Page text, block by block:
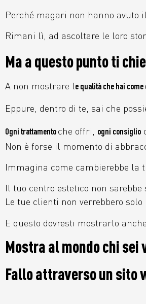
Perché magari non hanno avuto
Rimani lì, ad ascoltare le loro
Ma a questo punto ti
A non mostrare le qualità che hai come
Eppure, dentro di te, sai che
Ogni trattamento che offri, ogni consiglio
Non è forse il momento di
Immagina come cambierebbe la
Il tuo centro estetico non
Le tue clienti non verrebbero
E questo dovresti mostrarlo
Mostra al mondo chi sei
Fallo attraverso un sito